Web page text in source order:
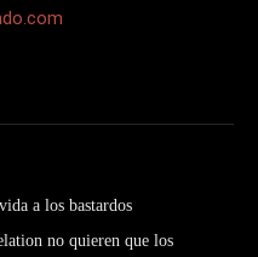
a los bastardos
no quieren que los